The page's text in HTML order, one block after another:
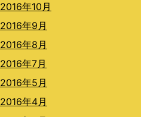
2016年10月
2016年9月
2016年8月
2016年7月
2016年5月
2016年4月